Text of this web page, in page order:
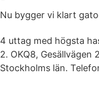
Nu bygger vi klart
4 uttag med högsta
2. OKQ8, Gesällvägen
Stockholms län.